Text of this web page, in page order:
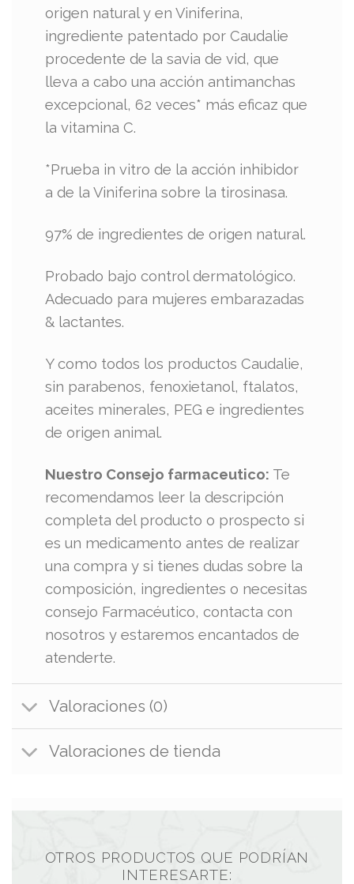
origen natural y en Viniferina,
ingrediente patentado por Caudalie
procedente de la savia de vid, que
lleva a cabo una acción antimanchas
excepcional, 62 veces* más eficaz que
la vitamina C.
*Prueba in vitro de la acción inhibidor
a de la Viniferina sobre la tirosinasa.
97% de ingredientes de origen natural.
Probado bajo control dermatológico.
Adecuado para mujeres embarazadas
& lactantes.
Y como todos los productos Caudalie,
sin parabenos, fenoxietanol, ftalatos,
aceites minerales, PEG e ingredientes
de origen animal.
Nuestro Consejo farmaceutico: Te
recomendamos leer la descripción
completa del producto o prospecto si
es un medicamento antes de realizar
una compra y si tienes dudas sobre la
composición, ingredientes o necesitas
consejo Farmacéutico, contacta con
nosotros y estaremos encantados de
atenderte.
Valoraciones (0)
Valoraciones de tienda
OTROS PRODUCTOS QUE PODRÍAN
INTERESARTE: